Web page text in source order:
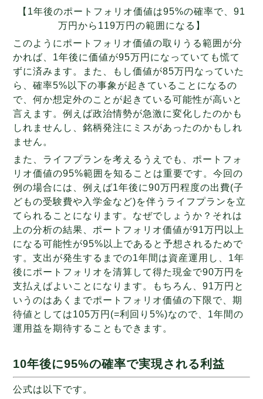
【1年後のポートフォリオ価値は95%の確率で、91
万円から119万円の範囲になる】
このようにポートフォリオ価値の取りうる範囲が分
かれば、1年後に価値が95万円になっていても慌て
ずに済みます。また、もし価値が85万円なっていた
ら、確率5%以下の事象が起きていることになるの
で、何か想定外のことが起きている可能性が高いと
言えます。例えば政治情勢が急激に変化したのかも
しれませんし、銘柄発注にミスがあったのかもしれ
ません。
また、ライフプランを考えるうえでも、ポートフォ
リオ価値の95%範囲を知ることは重要です。今回の
例の場合には、例えば1年後に90万円程度の出費(子
どもの受験費や入学金など)を伴うライフプランを立
てられることになります。なぜでしょうか？それは
上の分析の結果、ポートフォリオ価値が91万円以上
になる可能性が95%以上であると予想されるためで
す。支出が発生するまでの1年間は資産運用し、1年
後にポートフォリオを清算して得た現金で90万円を
支払えばよいことになります。もちろん、91万円と
いうのはあくまでポートフォリオ価値の下限で、期
待値としては105万円(=利回り5%)なので、1年間の
運用益を期待することもできます。
10年後に95%の確率で実現される利益
公式は以下です。